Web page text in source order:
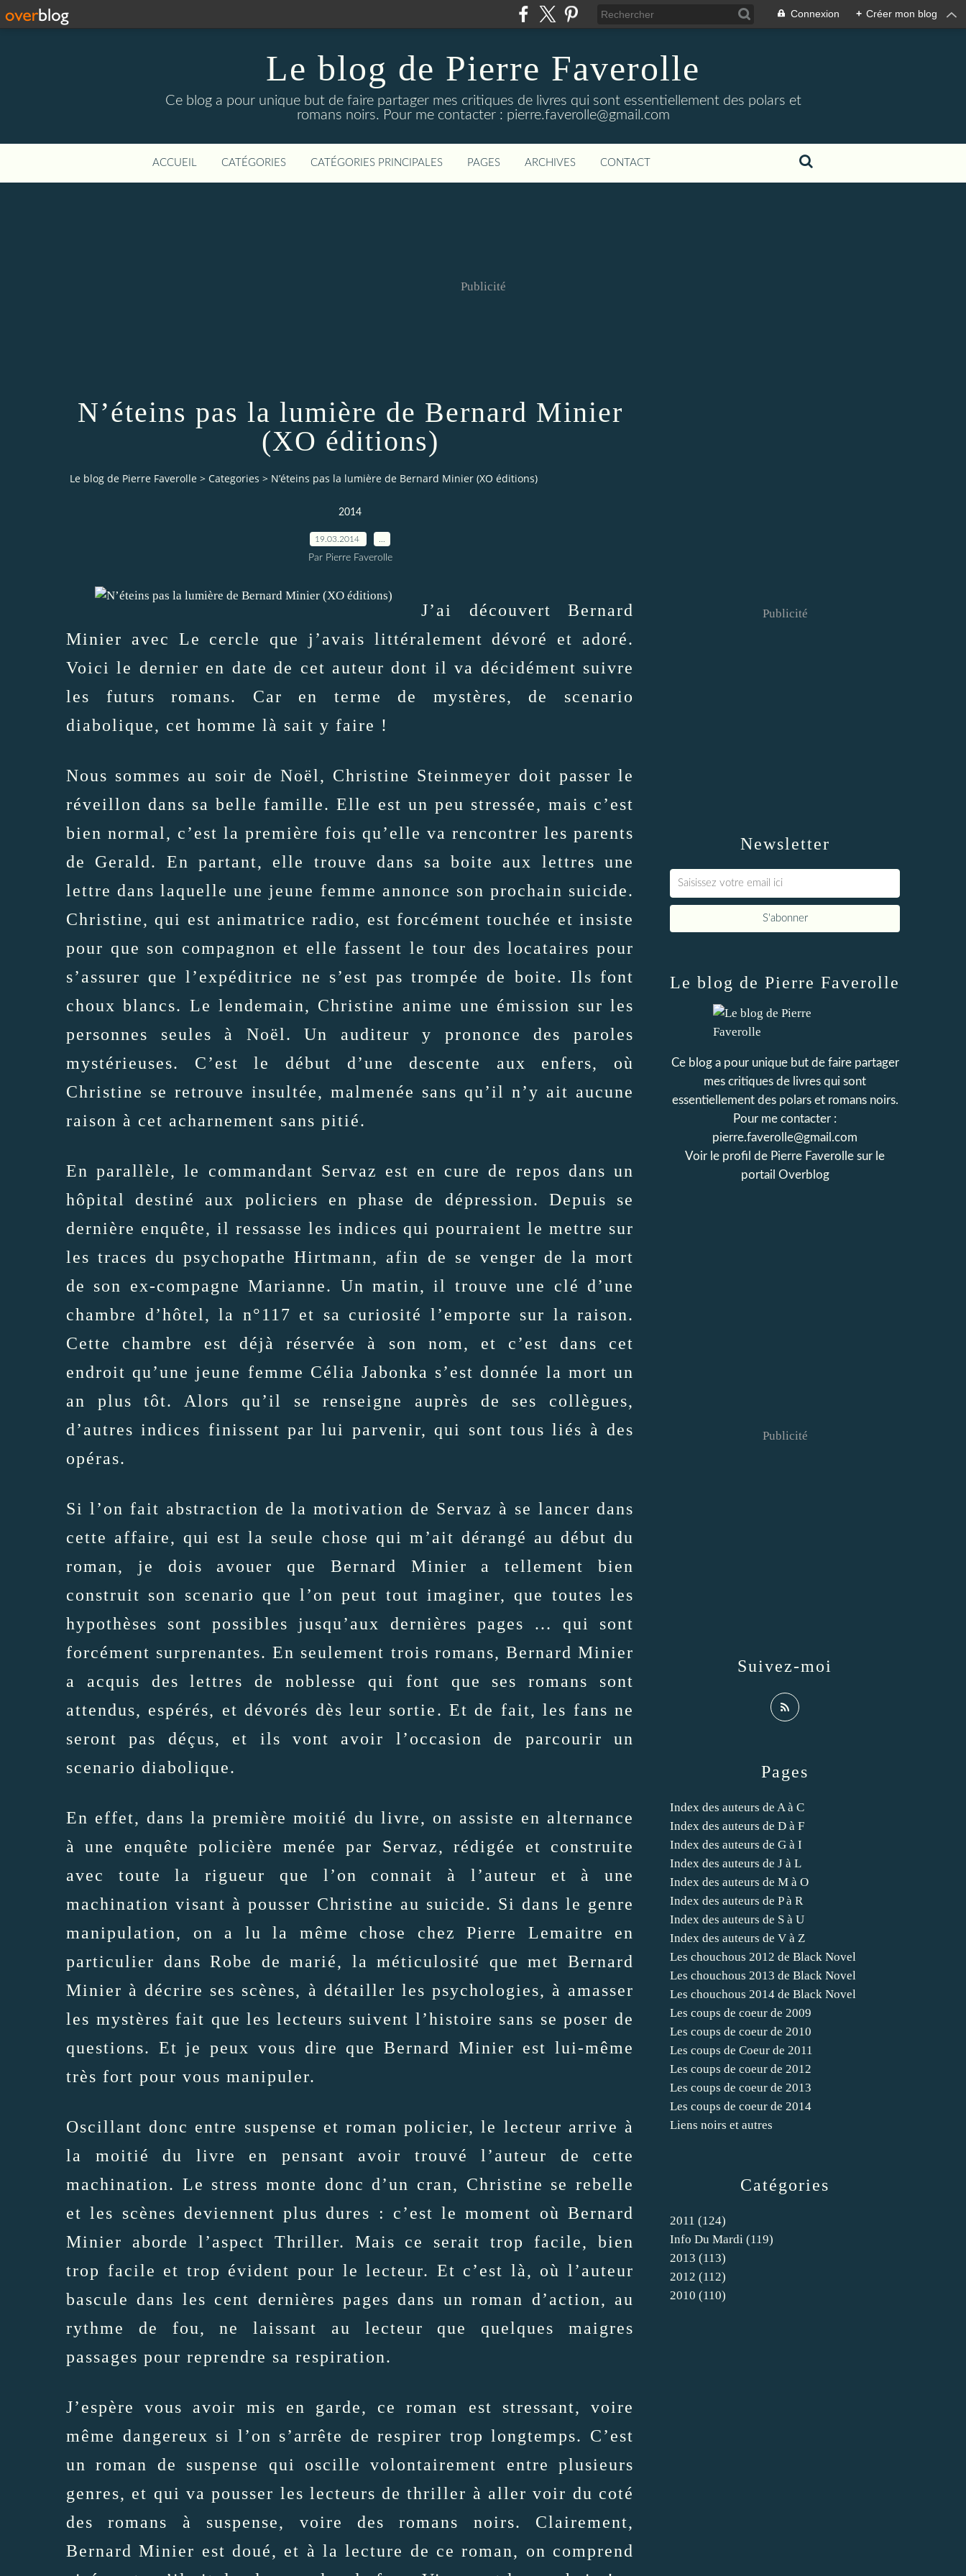
Connexion + Créer mon blog
Le blog de Pierre Faverolle
Ce blog a pour unique but de faire partager mes critiques de livres qui sont essentiellement des polars et
romans noirs. Pour me contacter : pierre.faverolle@gmail.com
ACCUEIL CATÉGORIES CATÉGORIES PRINCIPALES PAGES ARCHIVES CONTACT
Publicité
N’éteins pas la lumière de Bernard Minier
(XO éditions)
Le blog de Pierre Faverolle > Categories > N’éteins pas la lumière de Bernard Minier (XO éditions)
2014
19.03.2014
Par Pierre Faverolle
J’ai découvert Bernard
Minier avec Le cercle
que j’avais littéralement dévoré et adoré.
Voici le dernier en date de cet auteur dont il va décidément suivre
les futurs romans. Car en terme de mystères, de scenario
diabolique, cet homme là sait y faire !
Nous sommes au soir de Noël, Christine Steinmeyer doit passer le
réveillon dans sa belle famille. Elle est un peu stressée, mais c’est
bien normal, c’est la première fois qu’elle va rencontrer les parents
de Gerald. En partant, elle trouve dans sa boite aux lettres une
lettre dans laquelle une jeune femme annonce son prochain suicide.
Christine, qui est animatrice radio, est forcément touchée et insiste
pour que son compagnon et elle fassent le tour des locataires pour
s’assurer que l’expéditrice ne s’est pas trompée de boite. Ils font
choux blancs. Le lendemain, Christine anime une émission sur les
personnes seules à Noël. Un auditeur y prononce des paroles
mystérieuses. C’est le début d’une descente aux enfers, où
Christine se retrouve insultée, malmenée sans qu’il n’y ait aucune
raison à cet acharnement sans pitié.
En parallèle, le commandant Servaz est en cure de repos dans un
hôpital destiné aux policiers en phase de dépression. Depuis se
dernière enquête, il ressasse les indices qui pourraient le mettre sur
les traces du psychopathe Hirtmann, afin de se venger de la mort
de son ex-compagne Marianne. Un matin, il trouve une clé d’une
chambre d’hôtel, la n°117 et sa curiosité l’emporte sur la raison.
Cette chambre est déjà réservée à son nom, et c’est dans cet
endroit qu’une jeune femme Célia Jabonka s’est donnée la mort un
an plus tôt. Alors qu’il se renseigne auprès de ses collègues,
d’autres indices finissent par lui parvenir, qui sont tous liés à des
opéras.
Si l’on fait abstraction de la motivation de Servaz à se lancer dans
cette affaire, qui est la seule chose qui m’ait dérangé au début du
roman, je dois avouer que Bernard Minier a tellement bien
construit son scenario que l’on peut tout imaginer, que toutes les
hypothèses sont possibles jusqu’aux dernières pages … qui sont
forcément surprenantes. En seulement trois romans, Bernard Minier
a acquis des lettres de noblesse qui font que ses romans sont
attendus, espérés, et dévorés dès leur sortie. Et de fait, les fans ne
seront pas déçus, et ils vont avoir l’occasion de parcourir un
scenario diabolique.
En effet, dans la première moitié du livre, on assiste en alternance
à une enquête policière menée par Servaz, rédigée et construite
avec toute la rigueur que l’on connait à l’auteur et à une
machination visant à pousser Christine au suicide. Si dans le genre
manipulation, on a lu la même chose chez Pierre Lemaitre en
particulier dans Robe de marié, la méticulosité que met Bernard
Minier à décrire ses scènes, à détailler les psychologies, à amasser
les mystères fait que les lecteurs suivent l’histoire sans se poser de
questions. Et je peux vous dire que Bernard Minier est lui-même
très fort pour vous manipuler.
Oscillant donc entre suspense et roman policier, le lecteur arrive à
la moitié du livre en pensant avoir trouvé l’auteur de cette
machination. Le stress monte donc d’un cran, Christine se rebelle
et les scènes deviennent plus dures : c’est le moment où Bernard
Minier aborde l’aspect Thriller. Mais ce serait trop facile, bien
trop facile et trop évident pour le lecteur. Et c’est là, où l’auteur
bascule dans les cent dernières pages dans un roman d’action, au
rythme de fou, ne laissant au lecteur que quelques maigres
passages pour reprendre sa respiration.
J’espère vous avoir mis en garde, ce roman est stressant, voire
même dangereux si l’on s’arrête de respirer trop longtemps. C’est
un roman de suspense qui oscille volontairement entre plusieurs
genres, et qui va pousser les lecteurs de thriller à aller voir du coté
des romans à suspense, voire des romans noirs. Clairement,
Bernard Minier est doué, et à la lecture de ce roman, on comprend
Newsletter
Publicité
Catégories
2011 (124)
Info Du Mardi (119)
2013 (113)
2012 (112)
2010 (110)
Pages
Index des auteurs de A à C
Index des auteurs de D à F
Index des auteurs de G à I
Index des auteurs de J à L
Index des auteurs de M à O
Index des auteurs de P à R
Index des auteurs de S à U
Index des auteurs de V à Z
Les chouchous 2012 de Black Novel
Les chouchous 2013 de Black Novel
Les chouchous 2014 de Black Novel
Les coups de coeur de 2009
Les coups de coeur de 2010
Les coups de Coeur de 2011
Les coups de coeur de 2012
Les coups de coeur de 2013
Les coups de coeur de 2014
Liens noirs et autres
Le blog de Pierre Faverolle
Ce blog a pour unique but de faire partager
mes critiques de livres qui sont
essentiellement des polars et romans noirs.
Pour me contacter :
pierre.faverolle@gmail.com
Voir le profil de Pierre Faverolle sur le
portail Overblog
Suivez-moi
Publicité